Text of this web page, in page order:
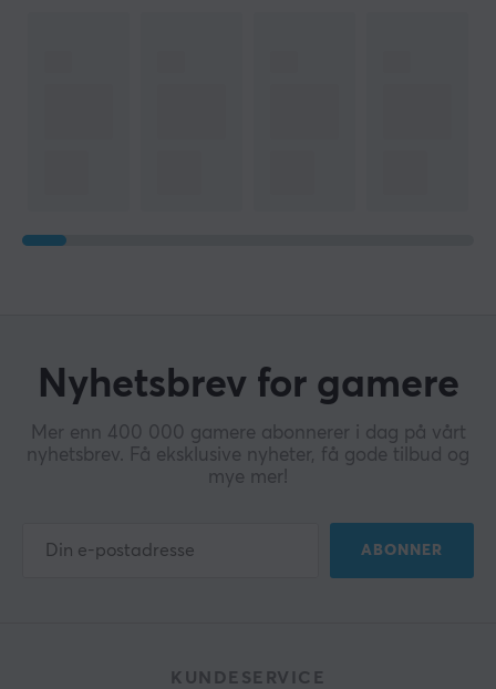
Nyhetsbrev for gamere
Mer enn 400 000 gamere abonnerer i dag på vårt
nyhetsbrev. Få eksklusive nyheter, få gode tilbud og
mye mer!
ABONNER
KUNDESERVICE